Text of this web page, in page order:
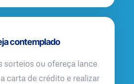
contemplado
sorteios ou ofereça lance
carta de crédito e realizar